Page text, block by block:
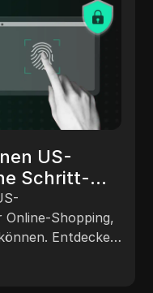
US-
Schritt-
Adressen
Shopping,
Entdecken